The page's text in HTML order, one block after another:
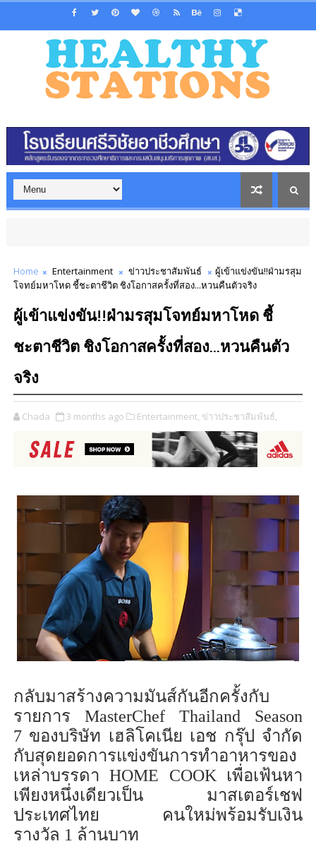
Home Entertainment ข่าวประชาสัมพันธ์
ผู้เข้าแข่งขัน!!ฝ่ามรสุม
โจทย์มหาโหด ชี้ชะตาชีวิต ชิงโอกาสครั้งที่สอง...หวนคืนตัวจริง
ผู้เข้าแข่งขัน!!ฝ่ามรสุมโจทย์มหาโหด ชี้
ชะตาชีวิต ชิงโอกาสครั้งที่สอง...หวนคืนตัว
จริง
Chada 3 months ago Entertainment, ข่าวประชาสัมพันธ์,
กลับมาสร้างความมันส์กันอีกครั้งกับ
รายการ MasterChef Thailand Season
7 ของบริษัท เฮลิโคเนีย เอช กรุ๊ป จำกัด
กับสุดยอดการแข่งขันการทำอาหารของ
เหล่าบรรดาHOME COOK เพื่อเฟ้นหา
เพียงหนึ่งเดียวเป็น มาสเตอร์เชฟ
ประเทศไทย คนใหม่พร้อมรับเงิน
รางวัล 1 ล้านบาท